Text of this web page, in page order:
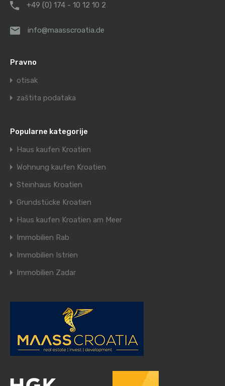
+49 (0) 174 - 10 12 10 2
info@maasscroatia.de
Pravno
otisak
zaštita podataka
Popularne kategorije
Haus kaufen Kroatien
Wohnung kaufen Kroatien
Steinhaus Kroatien
Grundstücke Kroatien
Haus kaufen Kroatien am Meer
Immobilien Rab
Immobilien Istrien
Immobilien Zadar